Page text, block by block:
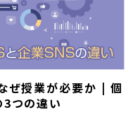
ぜ授業が必要か | 個
つの違い